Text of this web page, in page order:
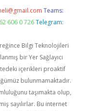
Teams:
606 0 726 Telegram:
Bilgi Teknolojileri
bir Yer Sağlayıcı
içerikleri proaktif
bulunmamaktadır.
taşımakta olup,
sayılırlar. Bu internet